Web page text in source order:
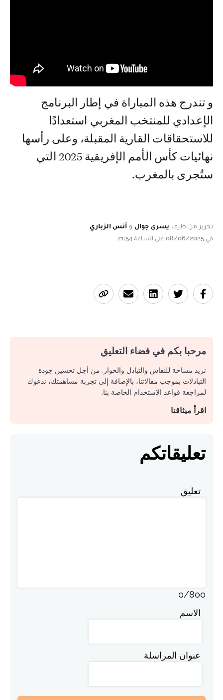
و تندرج هذه المباراة في إطار البرنامج
الإعدادي للمنتخب المغربي استعدادًا
للاستحقاقات القارية المقبلة، وعلى رأسها
نهائيات كأس الأمم الإفريقية 2025 التي
ستُجرى بالمغرب.
تحرير من طرف يسرى جوال و أنس الزباري
في 08/06/2025 على الساعة 21:54
مرحبا بكم في فضاء التعليق
نريد مساحة للنقاش والتبادل والحوار. من أجل تحسين جودة
التبادلات بموجب مقالاتنا، بالإضافة إلى تجربة مساهمتك، ندعوك
لمراجعة قواعد الاستخدام الخاصة بنا.
اقرأ ميثاقنا
تعليقاتكم
تعليق
0/800
الاسم
عنوان المراسلة